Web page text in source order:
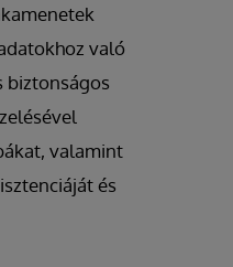
való
biztonságos
valamint
és